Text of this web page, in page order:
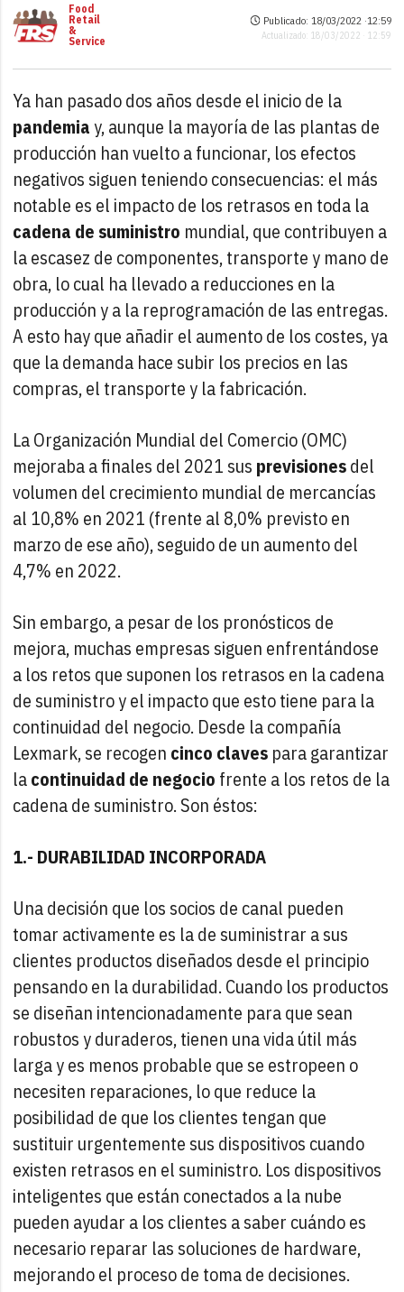
Food
Retail
&
Service
Publicado: 18/03/2022 ·12:59
Actualizado: 18/03/2022 · 12:59
Ya han pasado dos años desde el inicio de la
pandemiay, aunque la mayoría de las plantas de
producción han vuelto a funcionar, los efectos
negativos siguen teniendo consecuencias: el más
notable es el impacto de los retrasos en toda la
cadena de suministro mundial, que contribuyen a
la escasez de componentes, transporte y mano de
obra, lo cual ha llevado a reducciones en la
producción y a la reprogramación de las entregas.
A esto hay que añadir el aumento de los costes, ya
que la demanda hace subir los precios en las
compras, el transporte y la fabricación.
La Organización Mundial del Comercio (OMC)
mejoraba a finales del 2021 sus previsionesdel
volumen del crecimiento mundial de mercancías
al 10,8% en 2021 (frente al 8,0% previsto en
marzo de ese año), seguido de un aumento del
4,7% en 2022.
Sin embargo, a pesar de los pronósticos de
mejora, muchas empresas siguen enfrentándose
a los retos que suponen los retrasos en la cadena
de suministro y el impacto que esto tiene para la
continuidad del negocio. Desde la compañía
Lexmark, se recogen cinco claves para garantizar
lacontinuidad de negocio frente a los retos de la
cadena de suministro. Son éstos:
1.- DURABILIDAD INCORPORADA
Una decisión que los socios de canal pueden
tomar activamente es la de suministrar a sus
clientes productos diseñados desde el principio
pensando en la durabilidad. Cuando los productos
se diseñan intencionadamente para que sean
robustos y duraderos, tienen una vida útil más
larga y es menos probable que se estropeen o
necesiten reparaciones, lo que reduce la
posibilidad de que los clientes tengan que
sustituir urgentemente sus dispositivos cuando
existen retrasos en el suministro. Los dispositivos
inteligentes que están conectados a la nube
pueden ayudar a los clientes a saber cuándo es
necesario reparar las soluciones de hardware,
mejorando el proceso de toma de decisiones.